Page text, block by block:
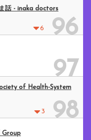
6 96
話 - inaka doctors
97
3 98
of Health-System
Group